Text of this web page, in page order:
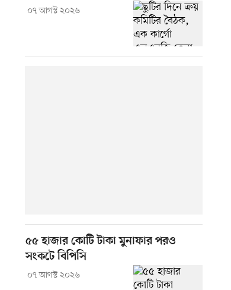
০৭ আগস্ট ২০২৬
৫৫ হাজার কোটি টাকা মুনাফার পরও
সংকটে বিপিসি
০৭ আগস্ট ২০২৬